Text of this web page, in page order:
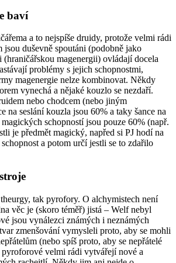
baví
a to nejspíše druidy, protože velmi rádi
jsou duševně spoutáni (podobně jako
magenergii) ovládají docela
problémy s jejich schopnostmi,
magenergie nelze kombinovat. Někdy
vynechá a nějaké kouzlo se nezdaří.
nebo chodcem (nebo jiným
na seslání kouzla jsou 60% a taky šance na
schopností jsou pouze 60% (např.
je předmět magický, napřed si PJ hodí na
a potom určí jestli se to zdařilo
tak pyrofory. O alchymistech není
věc je (skoro téměř) jistá – Welf nebyl
jsou vynálezci známých i neznámých
zmenšování vymysleli proto, aby se mohli
(nebo spíš proto, aby se nepřátelé
velmi rádi vytvářejí nové a